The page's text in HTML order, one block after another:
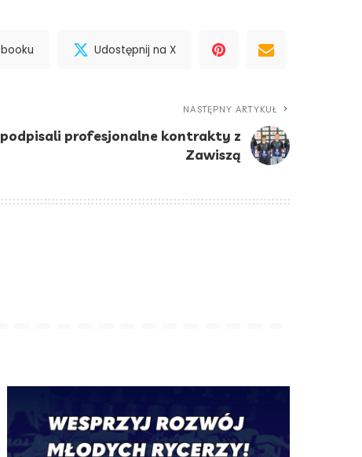
Udostępnij na X
NASTĘPNY ARTYKUŁ
podpisali profesjonalne kontrakty z
Zawiszą